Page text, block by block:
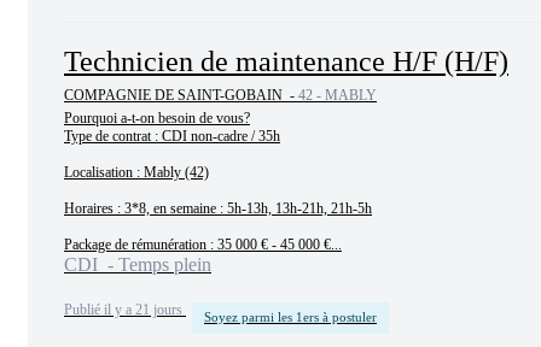
Technicien de maintenance H/F (H/F)
COMPAGNIE DE SAINT-GOBAIN - 42 - MABLY
Pourquoi a-t-on besoin de vous?
Type de contrat : CDI non-cadre / 35h
Localisation : Mably (42)
Horaires : 3*8, en semaine : 5h-13h, 13h-21h, 21h-5h
Package de rémunération : 35 000 € - 45 000 €...
CDI - Temps plein
Publié il y a 21 jours Soyez parmi les 1ers à postuler